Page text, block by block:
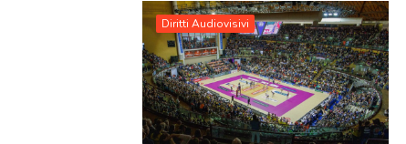
Diritti Audiovisivi